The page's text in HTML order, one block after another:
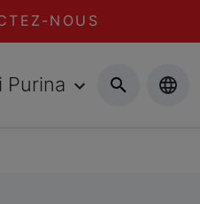
NOUS
Purina